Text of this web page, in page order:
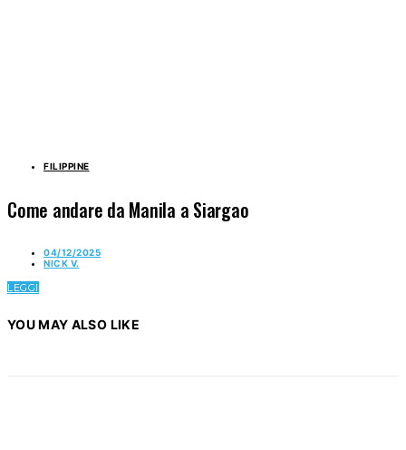
FILIPPINE
Come andare da Manila a Siargao
04/12/2025
NICK V.
LEGGI
YOU MAY ALSO LIKE